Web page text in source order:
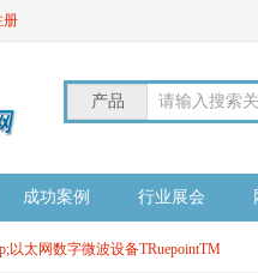
册
产品 请输入搜索
成功案例 行业展会
以太网数字微波设备TRuepointTM